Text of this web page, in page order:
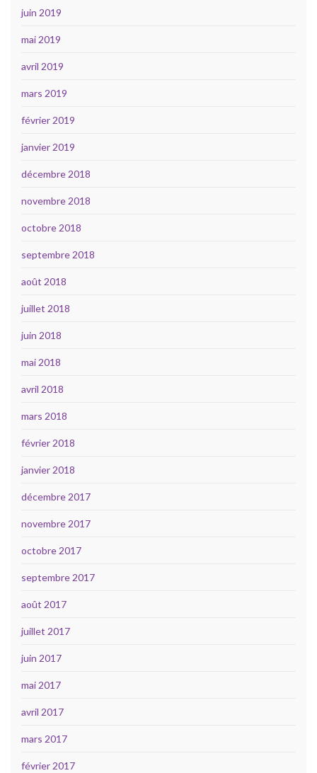
juin 2019
mai 2019
avril 2019
mars 2019
février 2019
janvier 2019
décembre 2018
novembre 2018
octobre 2018
septembre 2018
août 2018
juillet 2018
juin 2018
mai 2018
avril 2018
mars 2018
février 2018
janvier 2018
décembre 2017
novembre 2017
octobre 2017
septembre 2017
août 2017
juillet 2017
juin 2017
mai 2017
avril 2017
mars 2017
février 2017